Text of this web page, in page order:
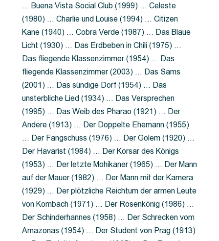
… Buena Vista Social Club (1999) … Celeste
(1980) … Charlie und Louise (1994) … Citizen
Kane (1940) … Cobra Verde (1987) … Das Blaue
Licht (1930) … Das Erdbeben in Chili (1975) …
Das fliegende Klassenzimmer (1954) … Das
fliegende Klassenzimmer (2003) … Das Sams
(2001) … Das sündige Dorf (1954) … Das
unsterbliche Lied (1934) … Das Versprechen
(1995) … Das Weib des Pharao (1921) … Der
Andere (1913) … Der Doppelte Ehemann (1955)
… Der Fangschuss (1976) … Der Golem (1920) …
Der Havarist (1984) … Der Korsar des Königs
(1953) … Der letzte Mohikaner (1965) … Der Mann
auf der Mauer (1982) … Der Mann mit der Kamera
(1929) … Der plötzliche Reichtum der armen Leute
von Kombach (1971) … Der Rosenkönig (1986) …
Der Schinderhannes (1958) … Der Schrecken vom
Amazonas (1954) … Der Student von Prag (1913)